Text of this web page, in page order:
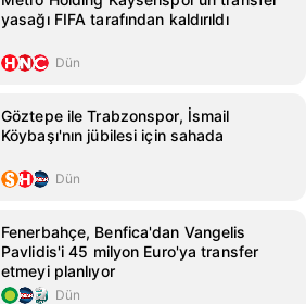
yasağı FIFA tarafından kaldırıldı
Dün
Göztepe ile Trabzonspor, İsmail
Köybaşı'nın jübilesi için sahada
Dün
Fenerbahçe, Benfica'dan Vangelis
Pavlidis'i 45 milyon Euro'ya transfer
etmeyi planlıyor
Dün